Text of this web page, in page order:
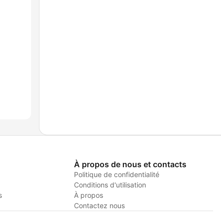
À propos de nous et contacts
Politique de confidentialité
Conditions d'utilisation
À propos
Contactez nous